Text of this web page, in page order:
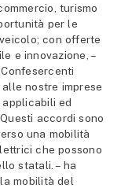
turismo
per le
con offerte
e innovazione, –
nostre imprese
ed
accordi sono
una mobilità
che possono
statali. – ha
mobilità del